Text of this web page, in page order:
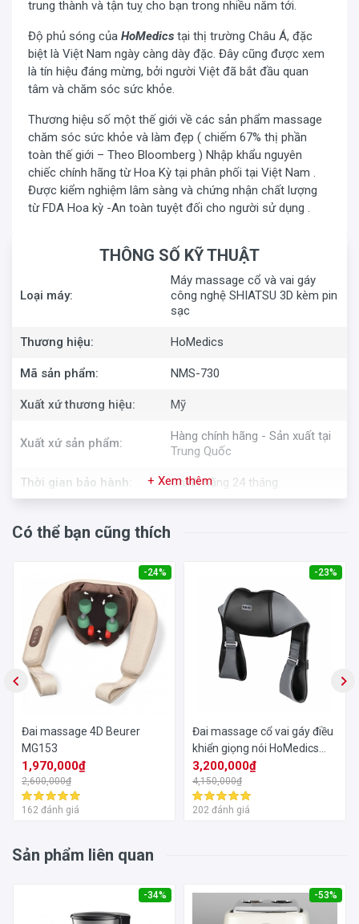
trung thành và tận tuỵ cho bạn trong nhiều năm tới.
Độ phủ sóng của HoMedics tại thị trường Châu Á, đặc
biệt là Việt Nam ngày càng dày đặc. Đây cũng được xem
là tín hiệu đáng mừng, bởi người Việt đã bắt đầu quan
tâm và chăm sóc sức khỏe.
Thương hiệu số một thế giới về các sản phẩm massage
chăm sóc sức khỏe và làm đẹp ( chiếm 67% thị phần
toàn thế giới – Theo Bloomberg ) Nhập khẩu nguyên
chiếc chính hãng từ Hoa Kỳ tại phân phối tại Việt Nam .
Được kiểm nghiệm lâm sàng và chứng nhận chất lượng
từ FDA Hoa kỳ -An toàn tuyệt đối cho người sử dụng .
THÔNG SỐ KỸ THUẬT
Loại máy:
Máy massage cổ và vai gáy
công nghệ SHIATSU 3D kèm pin
sạc
Thương hiệu: HoMedics
Mã sản phẩm: NMS-730
Xuất xứ thương hiệu: Mỹ
Xuất xứ sản phẩm:
Hàng chính hãng - Sản xuất tại
Trung Quốc
Thời gian bảo hành: Chính hãng 24 tháng
+ Xem thêm
Có thể bạn cũng thích
-24%
Đai massage 4D Beurer
MG153
1,970,000₫
2,600,000₫
162 đánh giá
-23%
Đai massage cổ vai gáy điều
khiển giọng nói HoMedics
NMS-675H
3,200,000₫
4,150,000₫
202 đánh giá
Sản phẩm liên quan
-34% -53%